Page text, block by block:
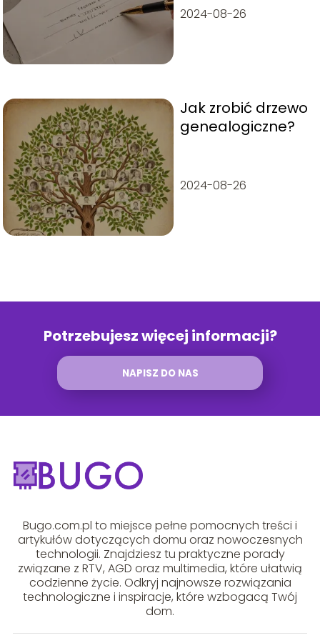
2024-08-26
Jak zrobić drzewo
genealogiczne?
2024-08-26
Potrzebujesz więcej informacji?
NAPISZ DO NAS
Bugo.com.pl to miejsce pełne pomocnych treści i
artykułów dotyczących domu oraz nowoczesnych
technologii. Znajdziesz tu praktyczne porady
związane z RTV, AGD oraz multimedia, które ułatwią
codzienne życie. Odkryj najnowsze rozwiązania
technologiczne i inspiracje, które wzbogacą Twój
dom.